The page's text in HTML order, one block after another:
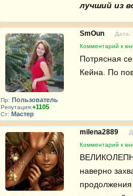
лучший из
Пр: Пользователь
Репутация:+1105
Ст: Мастер
SmOun
Дата:
Комментарий к
Потрясная
Кейна. По
milena2889
Комментарий к
наверно